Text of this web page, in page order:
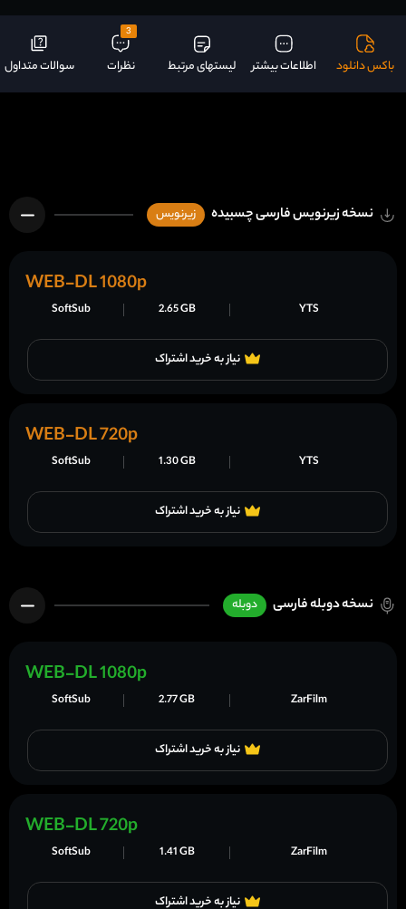
باکس دانلود اطلاعات بیشتر لیستهای مرتبط
3
نظرات سوالات متداول
نسخه زیرنویس فارسی چسبیده زیرنویس
نیاز به خرید اشتراک
YTS
2.65 GB
SoftSub
WEB-DL 1080p
نیاز به خرید اشتراک
YTS
1.30 GB
SoftSub
WEB-DL 720p
نسخه دوبله فارسی دوبله
نیاز به خرید اشتراک
ZarFilm
2.77 GB
SoftSub
WEB-DL 1080p
نیاز به خرید اشتراک
ZarFilm
1.41 GB
SoftSub
WEB-DL 720p